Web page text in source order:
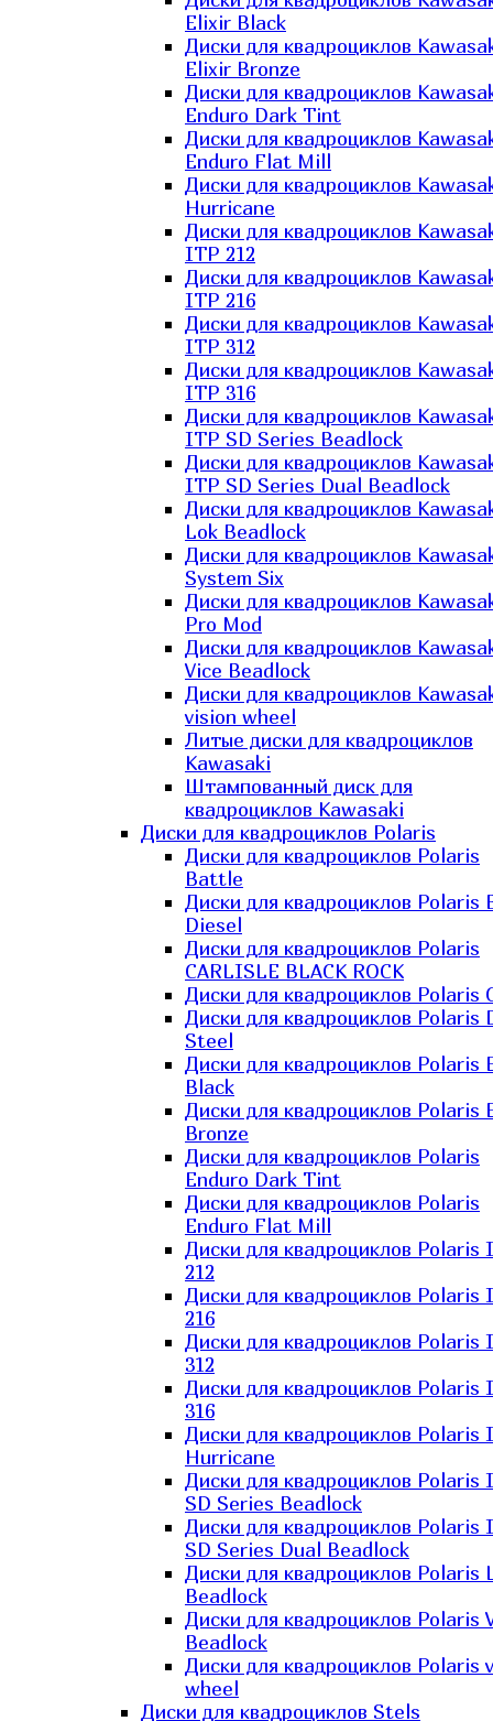
Elixir Black
Диски для квадроциклов
Elixir Bronze
Диски для квадроциклов
Enduro Dark Tint
Диски для квадроциклов
Enduro Flat Mill
Диски для квадроциклов
Hurricane
Диски для квадроциклов
ITP 212
Диски для квадроциклов
ITP 216
Диски для квадроциклов
ITP 312
Диски для квадроциклов
ITP 316
Диски для квадроциклов
ITP SD Series Beadlock
Диски для квадроциклов
ITP SD Series Dual Beadlock
Диски для квадроциклов
Lok Beadlock
Диски для квадроциклов
System Six
Диски для квадроциклов
Pro Mod
Диски для квадроциклов
Vice Beadlock
Диски для квадроциклов
vision wheel
Литые диски для квадроциклов
Kawasaki​
Штампованный диск для
квадроциклов Kawasaki​
Диски для квадроциклов Polaris
Диски для квадроциклов Polaris
Battle
Диски для квадроциклов Polaris
Diesel
Диски для квадроциклов Polaris
CARLISLE BLACK ROCK
Диски для квадроциклов Polaris
Диски для квадроциклов Polaris
Steel
Диски для квадроциклов Polaris
Black
Диски для квадроциклов Polaris
Bronze
Диски для квадроциклов Polaris
Enduro Dark Tint
Диски для квадроциклов Polaris
Enduro Flat Mill
Диски для квадроциклов Polaris
212
Диски для квадроциклов Polaris
216
Диски для квадроциклов Polaris
312
Диски для квадроциклов Polaris
316
Диски для квадроциклов Polaris
Hurricane
Диски для квадроциклов Polaris
SD Series Beadlock
Диски для квадроциклов Polaris
SD Series Dual Beadlock
Диски для квадроциклов Polaris
Beadlock
Диски для квадроциклов Polaris
Beadlock
Диски для квадроциклов Polaris
wheel
Диски для квадроциклов Stels